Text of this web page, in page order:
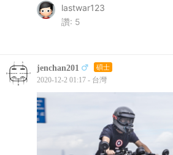
lastwar123
讚: 5
jenchan201 碩士
2020-12-2 01:17 - 台灣